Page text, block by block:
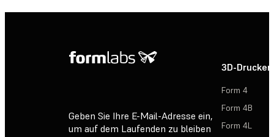
Geben Sie Ihre E-Mail-Adresse ein,
um auf dem Laufenden zu bleiben
3D-Drucker
Form 4
Form 4B
Form 4L